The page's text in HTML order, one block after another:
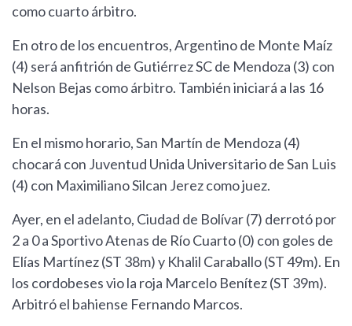
como cuarto árbitro.
En otro de los encuentros, Argentino de Monte Maíz
(4) será anfitrión de Gutiérrez SC de Mendoza (3) con
Nelson Bejas como árbitro. También iniciará a las 16
horas.
En el mismo horario, San Martín de Mendoza (4)
chocará con Juventud Unida Universitario de San Luis
(4) con Maximiliano Silcan Jerez como juez.
Ayer, en el adelanto, Ciudad de Bolívar (7) derrotó por
2 a 0 a Sportivo Atenas de Río Cuarto (0) con goles de
Elías Martínez (ST 38m) y Khalil Caraballo (ST 49m). En
los cordobeses vio la roja Marcelo Benítez (ST 39m).
Arbitró el bahiense Fernando Marcos.